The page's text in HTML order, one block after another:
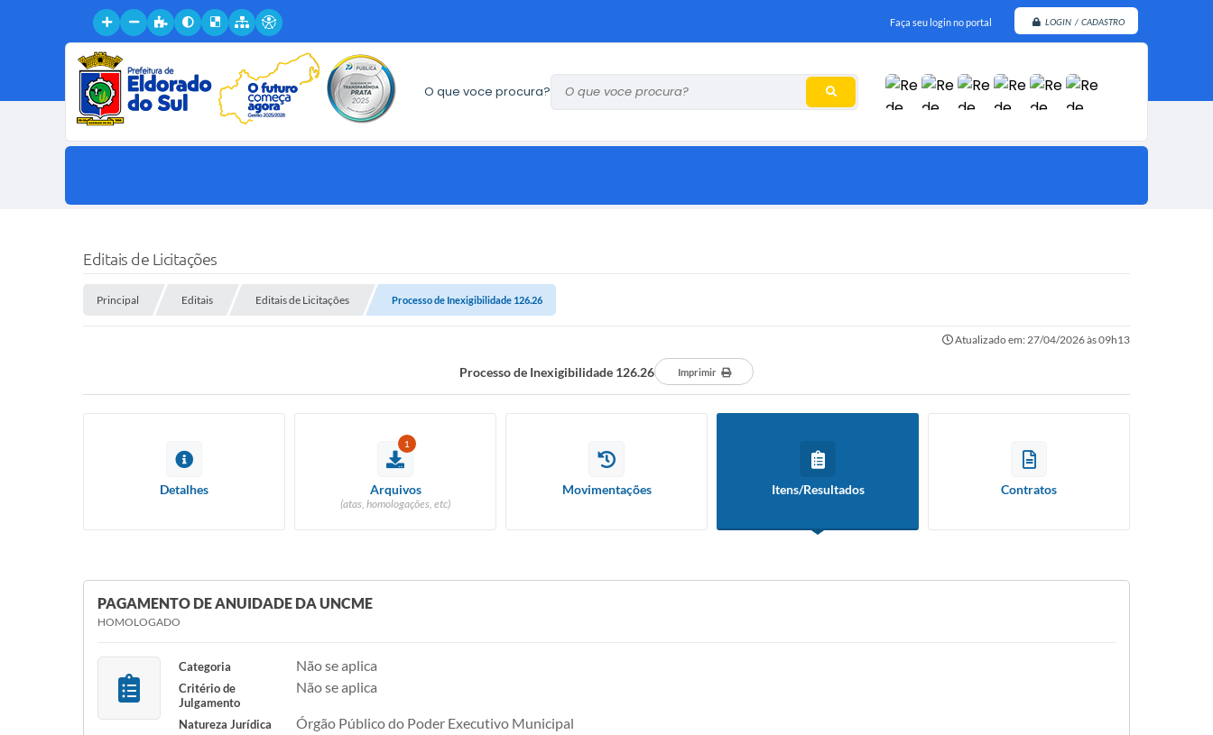
Faça seu login no portal LOGIN / CADASTRO
O que voce procura?
Editais de Licitações
Principal Editais Editais de Licitações Processo de Inexigibilidade 126.26
Atualizado em: 27/04/2026 às 09h13
Processo de Inexigibilidade 126.26 Imprimir
Detalhes
1
Arquivos
(atas, homologações, etc)
Movimentações Itens/Resultados Contratos
PAGAMENTO DE ANUIDADE DA UNCME
HOMOLOGADO
Categoria Não se aplica
Critério de
Julgamento
Não se aplica
Natureza Jurídica Órgão Público do Poder Executivo Municipal